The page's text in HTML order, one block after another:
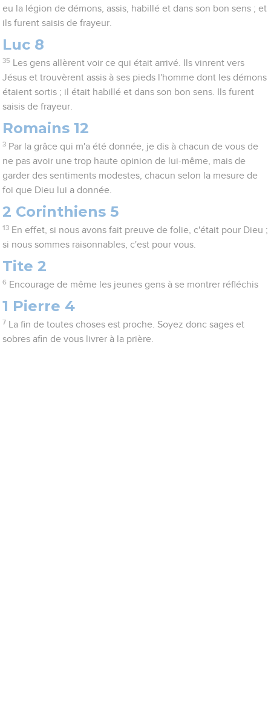
eu la légion de démons, assis, habillé et dans son bon sens ; et
ils furent saisis de frayeur.
Luc 8
35
Les gens allèrent voir ce qui était arrivé. Ils vinrent vers
Jésus et trouvèrent assis à ses pieds l'homme dont les démons
étaient sortis ; il était habillé et dans son bon sens. Ils furent
saisis de frayeur.
Romains 12
3 Par la grâce qui m'a été donnée, je dis à chacun de vous de
ne pas avoir une trop haute opinion de lui-même, mais de
garder des sentiments modestes, chacun selon la mesure de
foi que Dieu lui a donnée.
2 Corinthiens 5
13 En effet, si nous avons fait preuve de folie, c'était pour Dieu ;
si nous sommes raisonnables, c'est pour vous.
Tite 2
6 Encourage de même les jeunes gens à se montrer réfléchis
1 Pierre 4
7
La fin de toutes choses est proche. Soyez donc sages et
sobres afin de vous livrer à la prière.